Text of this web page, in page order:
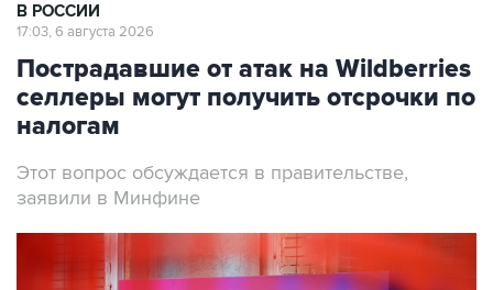
В РОССИИ
17:03, 6 августа 2026
Пострадавшие от атак на Wildberries
селлеры могут получить отсрочки по
налогам
Этот вопрос обсуждается в правительстве,
заявили в Минфине